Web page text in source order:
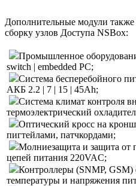
Дополнительные модули
сборку узлов Доступа NSBox:
Промышленное
switch | embedded PC;
Система бесперебойного
АКБ 2.2 | 7 | 15 | 45Ah;
Система климат контроля
термоэлектрический
Оптический кросс на
пигтейлами, патчкордами;
Молниезащита и защита от
цепей питания 220VAC;
Контроллеры (SNMP, GSM)
температуры и напряжения